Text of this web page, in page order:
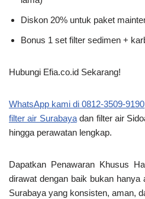
Diskon 20% untuk paket
Bonus 1 set filter sedimen +
Hubungi Efia.co.id Sekarang!
WhatsApp kami di 0812-3509-9190
filter air Surabayadan filter air
hingga perawatan lengkap.
Dapatkan Penawaran Khusus
dirawat dengan baik bukan
Surabaya yang konsisten, aman,